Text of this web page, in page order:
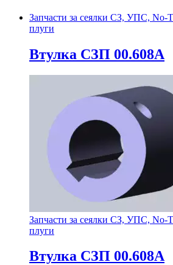
Запчасти за сеялки СЗ, УПС, No-
плуги
Втулка СЗП 00.608А
Запчасти за сеялки СЗ, УПС, No-
плуги
Втулка СЗП 00.608А